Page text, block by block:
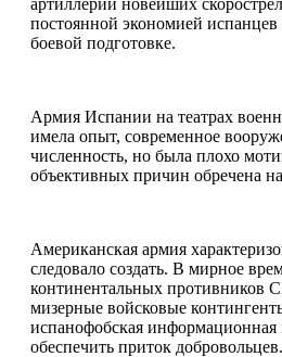
постоянной экономией
боевой подготовке.
Армия Испании на театрах
имела опыт, современное
численность, но была плохо
объективных причин обречена
Американская армия
следовало создать. В мирное
континентальных противников
мизерные войсковые
испанофобская информационная
обеспечить приток добровольцев.